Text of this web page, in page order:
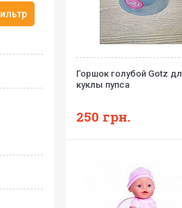
Горшок голубой Gotz
куклы пупса
250 грн.